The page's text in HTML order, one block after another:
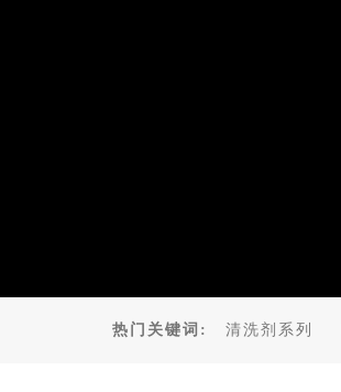
热门关键词: 清洗剂系列